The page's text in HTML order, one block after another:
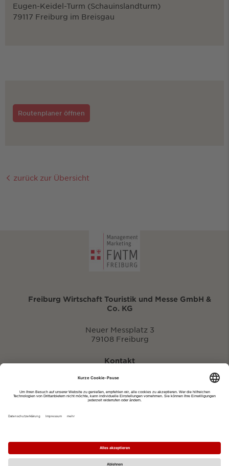
Eugen-Keidel-Turm (Schauinslandturm)
79117 Freiburg im Breisgau
Routenplaner öffnen
zurück zur Übersicht
Freiburg Wirtschaft Touristik und Messe GmbH &
Co. KG
Neuer Messplatz 3
79108 Freiburg
Kontakt
eventportal@fwtm.de
Impressum